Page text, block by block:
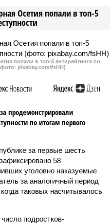
Осетия попали в топ-5
попали в топ-5 антирейтинга по
pixabay.com/fsHH)
продемонстрировали
по итогам первого
за первые шесть
58
уголовно наказуемые
за аналогичный период
таковых насчитывалось
подростков-